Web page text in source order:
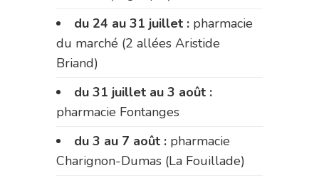
du 24 au 31 juillet : pharmacie
du marché (2 allées Aristide
Briand)
du 31 juillet au 3 août :
pharmacie Fontanges
du 3 au 7 août : pharmacie
Charignon-Dumas (La Fouillade)